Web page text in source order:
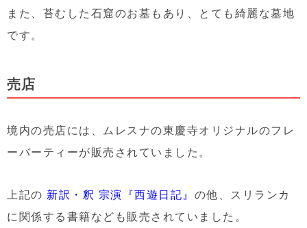
また、苔むした石窟のお墓もあり、とても綺麗な墓地
です。
売店
境内の売店には、ムレスナの東慶寺オリジナルのフレ
ーバーティーが販売されていました。
上記の 新訳・釈 宗演『西遊日記』 の他、スリランカ
に関係する書籍なども販売されていました。